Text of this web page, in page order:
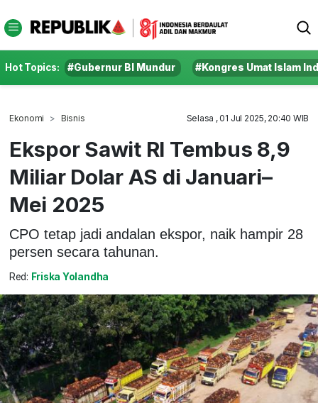
Hot Topics: #Gubernur BI Mundur #Kongres Umat Islam
Ekonomi Bisnis Selasa , 01 Jul 2025, 20:40 WIB
Ekspor Sawit RI Tembus 8,9
Miliar Dolar AS di Januari–
Mei 2025
CPO tetap jadi andalan ekspor, naik hampir 28
persen secara tahunan.
Red: Friska Yolandha